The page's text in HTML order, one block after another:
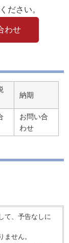
ださい。
わせ
納期
お問い合
わせ
て、予告なしに
せん。